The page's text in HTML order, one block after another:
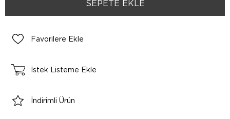
Favorilere Ekle
İstek Listeme Ekle
İndirimli Ürün